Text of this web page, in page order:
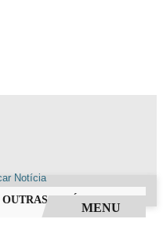
DELÍCIAS EM ALFREDO
MENU